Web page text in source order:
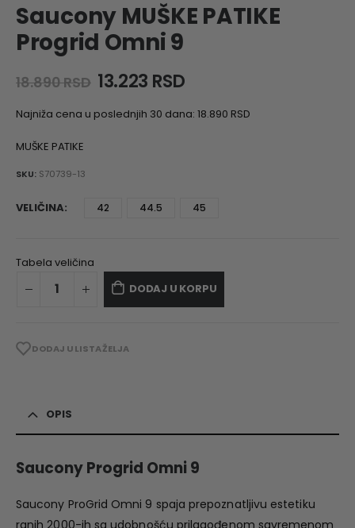
Saucony MUŠKE PATIKE
Progrid Omni 9
18.890RSD Original
was:
13.223 RSDCurrent
is:
Najniža cena u poslednjih 30 dana: 18.890 RSD
MUŠKE PATIKE
SKU: S70739-13
VELIČINA 42 44.5 45
Tabela veličina
DODAJ U KORPU
DODAJ U LISTA ŽELJA
OPIS
Saucony Progrid Omni 9
Saucony ProGrid Omni 9 spaja prepoznatljivu estetiku